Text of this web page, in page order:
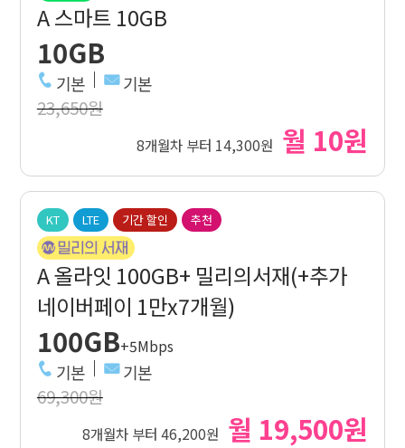
A 스마트 10GB
10GB
기본 기본
23,650원
8개월차 부터 14,300원 월 10원
KT LTE 기간 할인 추천
A 올라잇 100GB+ 밀리의서재(+추가
네이버페이 1만x7개월)
100GB+5Mbps
기본 기본
69,300원
8개월차 부터 46,200원 월 19,500원